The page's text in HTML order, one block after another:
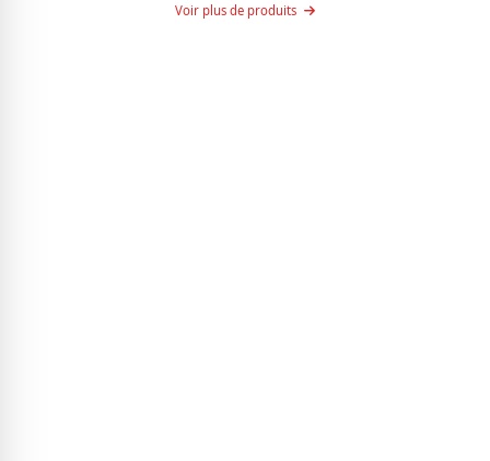
Voir plus de produits